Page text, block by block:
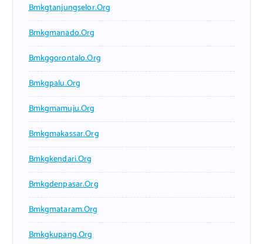
Bmkgtanjungselor.org
Bmkgmanado.org
Bmkggorontalo.org
Bmkgpalu.org
Bmkgmamuju.org
Bmkgmakassar.org
Bmkgkendari.org
Bmkgdenpasar.org
Bmkgmataram.org
Bmkgkupang.org